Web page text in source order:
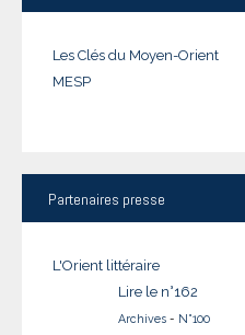
Les Clés du Moyen-Orient
MESP
Partenaires presse
L'Orient littéraire
Lire le n°162
Archives - N°100